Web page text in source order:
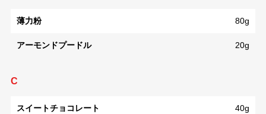
薄力粉 80g
アーモンドプードル 20g
C
スイートチョコレート 40g